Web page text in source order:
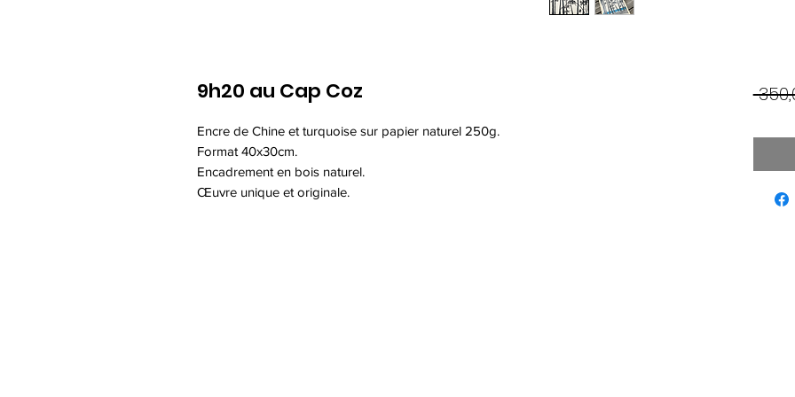
9h20 au Cap Coz
Encre de Chine et turquoise sur papier naturel 250g.
Format 40x30cm.
Encadrement en bois naturel.
Œuvre unique et originale.